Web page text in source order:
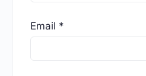
Email *